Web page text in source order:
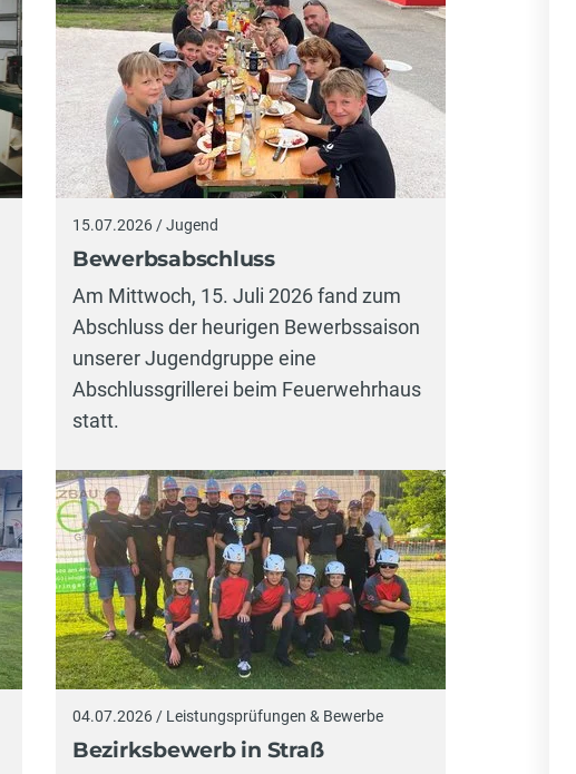
15.07.2026 / Jugend
Bewerbsabschluss
Am Mittwoch, 15. Juli 2026 fand zum
Abschluss der heurigen Bewerbssaison
unserer Jugendgruppe eine
Abschlussgrillerei beim Feuerwehrhaus
statt.
04.07.2026 / Leistungsprüfungen & Bewerbe
Bezirksbewerb in Straß